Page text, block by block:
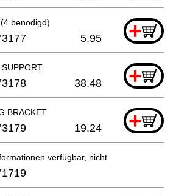
benodigd) +
5.95
+
38.48
BRACKET +
19.24
verfügbar, nicht bestellbar